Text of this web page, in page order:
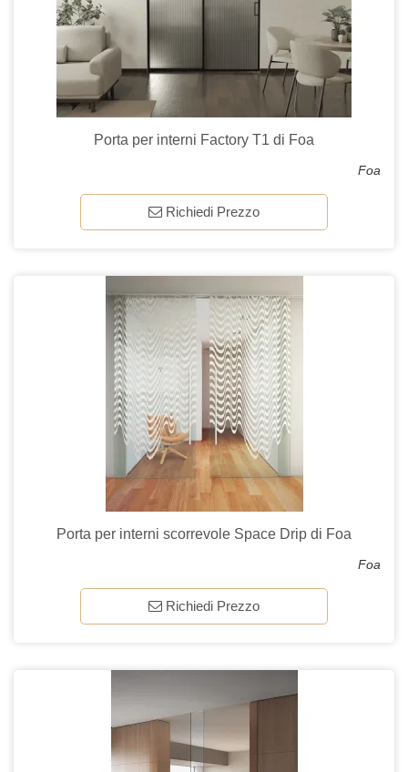
Porta per interni Factory T1 di Foa
Foa
Richiedi Prezzo
Porta per interni scorrevole Space Drip di Foa
Foa
Richiedi Prezzo